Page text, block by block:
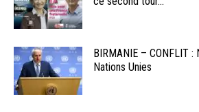
BIRMANIE – CONFLIT
Nations Unies